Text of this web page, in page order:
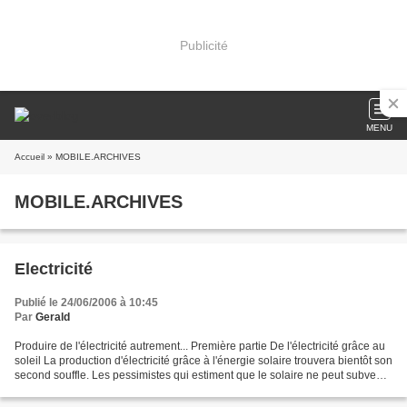
Publicité
MENU
Accueil » MOBILE.ARCHIVES
MOBILE.ARCHIVES
Electricité
Publié le 24/06/2006 à 10:45
Par Gerald
Produire de l'électricité autrement... Première partie De l'électricité grâce au
soleil La production d'électricité grâce à l'énergie solaire trouvera bientôt son
second souffle. Les pessimistes qui estiment que le solaire ne peut subvenir